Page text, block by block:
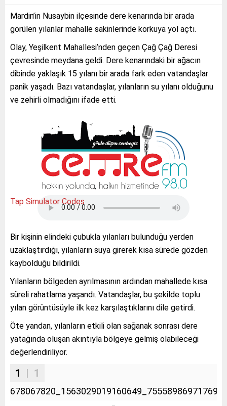
Mardin’in Nusaybin ilçesinde dere kenarında bir arada
görülen yılanlar mahalle sakinlerinde korkuya yol açtı.
Olay, Yeşilkent Mahallesi’nden geçen Çağ Çağ Deresi
çevresinde meydana geldi. Dere kenarındaki bir ağacın
dibinde yaklaşık 15 yılanı bir arada fark eden vatandaşlar
panik yaşadı. Bazı vatandaşlar, yılanların su yılanı olduğunu
ve zehirli olmadığını ifade etti.
Tap Simulator Codes
Bir kişinin elindeki çubukla yılanları bulunduğu yerden
uzaklaştırdığı, yılanların suya girerek kısa sürede gözden
kaybolduğu bildirildi.
Yılanların bölgeden ayrılmasının ardından mahallede kısa
süreli rahatlama yaşandı. Vatandaşlar, bu şekilde toplu
yılan görüntüsüyle ilk kez karşılaştıklarını dile getirdi.
Öte yandan, yılanların etkili olan sağanak sonrası dere
yatağında oluşan akıntıyla bölgeye gelmiş olabileceği
değerlendiriliyor.
1 | 1